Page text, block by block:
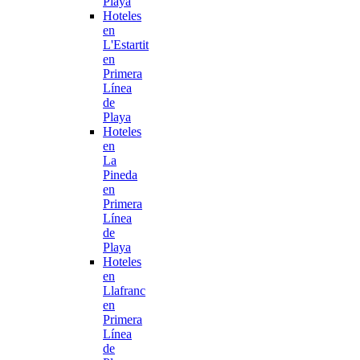
Hoteles
en
L'Estartit
en
Primera
Línea
de
Playa
Hoteles
en
La
Pineda
en
Primera
Línea
de
Playa
Hoteles
en
Llafranc
en
Primera
Línea
de